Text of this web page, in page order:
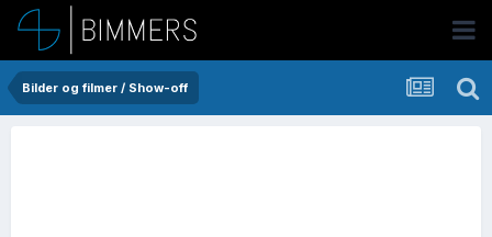
Bilder og filmer / Show-off